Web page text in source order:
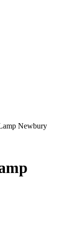
Newbury